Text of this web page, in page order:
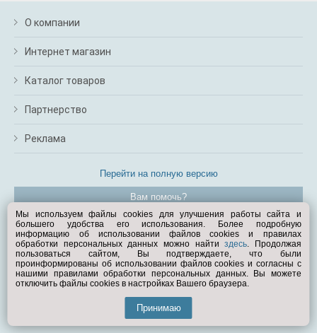
О компании
Интернет магазин
Каталог товаров
Партнерство
Реклама
Перейти на полную версию
Вам помочь?
© Exist.ru 1998—2026
Мы используем файлы cookies для улучшения работы сайта и
большего удобства его использования. Более подробную
информацию об использовании файлов cookies и правилах
обработки персональных данных можно найтиздесь. Продолжая
пользоваться сайтом, Вы подтверждаете, что были
проинформированы об использовании файлов cookies и согласны с
нашими правилами обработки персональных данных. Вы можете
отключить файлы cookies в настройках Вашего браузера.
Принимаю